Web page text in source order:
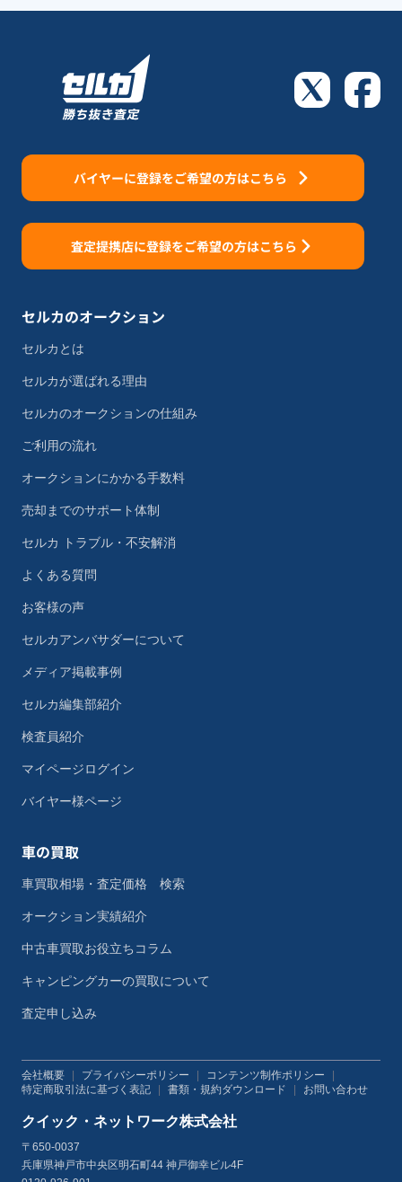
バイヤーに登録をご希望の方はこちら
査定提携店に登録をご希望の方はこちら
セルカのオークション
セルカとは
セルカが選ばれる理由
セルカのオークションの仕組み
ご利用の流れ
オークションにかかる手数料
売却までのサポート体制
セルカ トラブル・不安解消
よくある質問
お客様の声
セルカアンバサダーについて
メディア掲載事例
セルカ編集部紹介
検査員紹介
マイページログイン
バイヤー様ページ
車の買取
車買取相場・査定価格 検索
オークション実績紹介
中古車買取お役立ちコラム
キャンピングカーの買取について
査定申し込み
会社概要 プライバシーポリシー コンテンツ制作ポリシー
特定商取引法に基づく表記
書類・規約ダウンロード お問い合わせ
クイック・ネットワーク株式会社
〒650-0037
兵庫県神戸市中央区明石町44 神戸御幸ビル4F